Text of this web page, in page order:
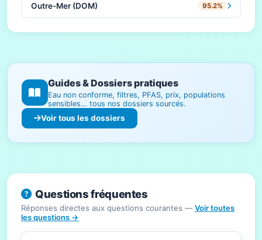
Outre-Mer (DOM) 95.2%
Guides & Dossiers pratiques
Eau non conforme, filtres, PFAS, prix, populations
sensibles… tous nos dossiers sourcés.
Voir tous les dossiers
Questions fréquentes
Réponses directes aux questions courantes — Voir toutes
les questions →